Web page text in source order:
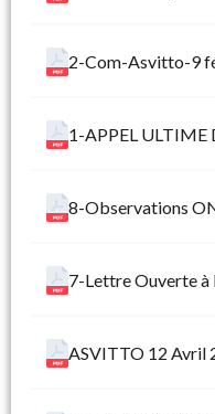
2-Com-Asvitto-9
1-APPEL ULTIME
8-Observations
7-Lettre Ouverte à
ASVITTO 12 Avril